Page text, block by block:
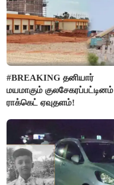
#BREAKING தனியார்
மயமாகும் குலசேகரப்பட்டினம்
ராக்கெட் ஏவுதளம்!